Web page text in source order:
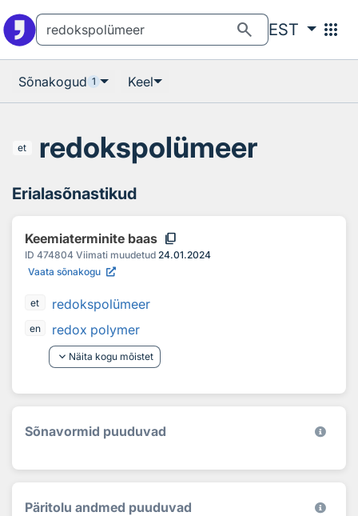
search EST apps
Sõnakogud 1 Keel
et redokspolümeer
Erialasõnastikud
Keemiaterminite baas content_copy
ID 474804 Viimati muudetud 24.01.2024
Vaata sõnakogu
et redokspolümeer
en
redox polymer
keyboard_arrow_down Näita kogu mõistet
Sõnavormid puuduvad
Päritolu andmed puuduvad